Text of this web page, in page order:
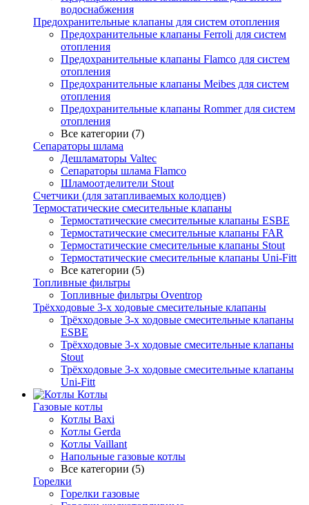
водоснабжения
Предохранительные клапаны для систем отопления
Предохранительные клапаны Ferroli для систем
отопления
Предохранительные клапаны Flamco для систем
отопления
Предохранительные клапаны Meibes для систем
отопления
Предохранительные клапаны Rommer для систем
отопления
Все категории (7)
Сепараторы шлама
Дешламаторы Valtec
Сепараторы шлама Flamco
Шламоотделители Stout
Счетчики (для затапливаемых колодцев)
Термостатические смесительные клапаны
Термостатические смесительные клапаны ESBE
Термостатические смесительные клапаны FAR
Термостатические смесительные клапаны Stout
Термостатические смесительные клапаны Uni-Fitt
Все категории (5)
Топливные фильтры
Топливные фильтры Oventrop
Трёхходовые 3-х ходовые смесительные клапаны
Трёхходовые 3-х ходовые смесительные клапаны
ESBE
Трёхходовые 3-х ходовые смесительные клапаны
Stout
Трёхходовые 3-х ходовые смесительные клапаны
Uni-Fitt
Котлы
Газовые котлы
Котлы Baxi
Котлы Gerda
Котлы Vaillant
Напольные газовые котлы
Все категории (5)
Горелки
Горелки газовые